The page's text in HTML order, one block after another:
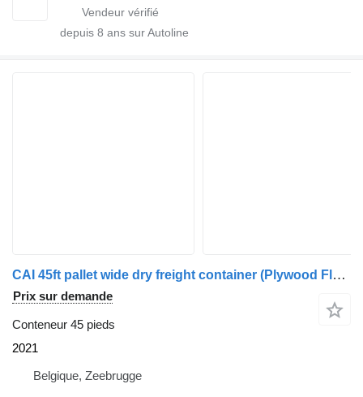
depuis 8 ans sur Autoline
CAI 45ft pallet wide dry freight container (Plywood Floor)
Prix sur demande
Conteneur 45 pieds
2021
Belgique, Zeebrugge